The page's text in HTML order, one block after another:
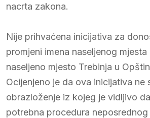
nacrta zakona.
Nije prihvaćena inicijativa za
promjeni imena naseljenog mjesta
naseljeno mjesto Trebinja u
Ocijenjeno je da ova inicijativa ne
obrazloženje iz kojeg je vidljivo
potrebna procedura neposrednog